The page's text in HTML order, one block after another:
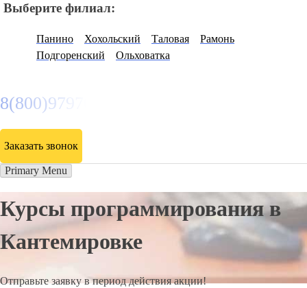
Выберите филиал:
Панино Хохольский Таловая
Рамонь
Подгоренский
Ольховатка
8(800)9797043
Заказать звонок
Primary Menu
Курсы программирования в
Кантемировке
Отправьте заявку в период действия акции!